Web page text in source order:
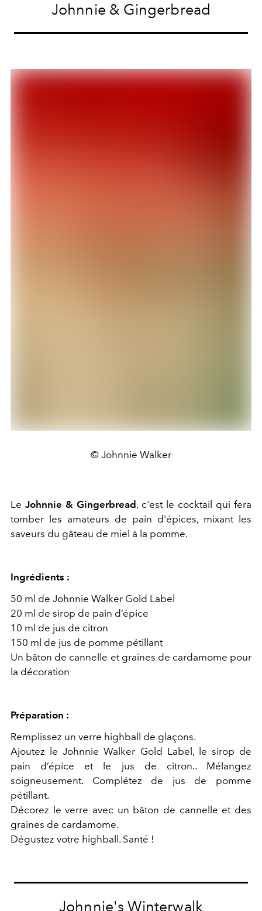
Johnnie & Gingerbread
© Johnnie Walker
Le Johnnie & Gingerbread , c'est le cocktail qui fera
tomber les amateurs de pain d'épices, mixant les
saveurs du gâteau de miel à la pomme.
Ingrédients :
50 ml de Johnnie Walker Gold Label
20 ml de sirop de pain d’épice
10 ml de jus de citron
150 ml de jus de pomme pétillant
Un bâton de cannelle et graines de cardamome pour
la décoration
Préparation :
Remplissez un verre highball de glaçons.
Ajoutez le Johnnie Walker Gold Label, le sirop de
pain d’épice et le jus de citron.. Mélangez
soigneusement. Complétez de jus de pomme
pétillant.
Décorez le verre avec un bâton de cannelle et des
graines de cardamome.
Dégustez votre highball. Santé !
Johnnie's Winterwalk